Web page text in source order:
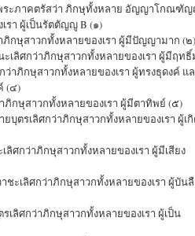
ะภาคตรัสว่า ภิกษุทั้งหลาย อัญญาโกณฑัญ
รา ผู้เป็นรัตตัญญู B (๑)
ภิกษุสาวกทั้งหลายของเรา ผู้มีปัญญามาก (๒)
เลิศกว่าภิกษุสาวกทั้งหลายของเรา ผู้มีฤทธิ์
าภิกษุสาวกทั้งหลายของเรา ผู้ทรงธุดงค์ แ
(๔)
ภิกษุสาวกทั้งหลายของเรา ผู้มีตาทิพย์ (๕)
ตรเลิศกว่าภิกษุสาวกทั้งหลายของเรา ผู้เ
ศกว่าภิกษุสาวกทั้งหลายของเรา ผู้มีเสียง
ะเลิศกว่าภิกษุสาวกทั้งหลายของเรา ผู้บัน
ลิศกว่าภิกษุสาวกทั้งหลายของเรา ผู้เป็น